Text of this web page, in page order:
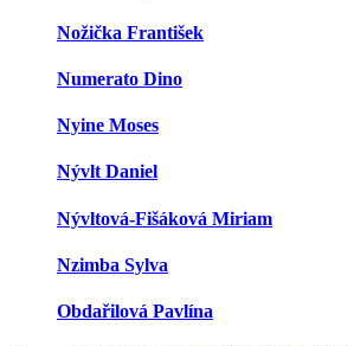
Nožička František
Numerato Dino
Nyine Moses
Nývlt Daniel
Nývltová-Fišáková Miriam
Nzimba Sylva
Obdařilová Pavlína